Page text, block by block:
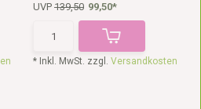
UVP 139,50 99,50*
* Inkl. MwSt. zzgl. Versandkosten